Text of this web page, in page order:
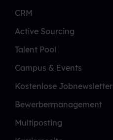
CRM
Active Sourcing
Talent Pool
Campus & Events
Kostenlose Jobnewsletter
Bewerbermanagement
Multiposting